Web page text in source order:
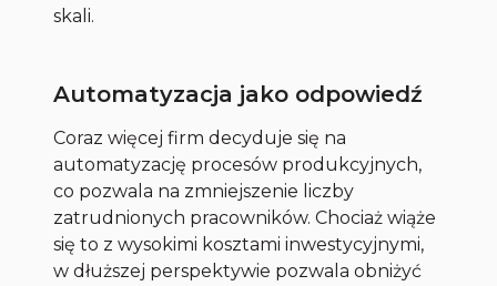
skali.
Automatyzacja jako odpowiedź
Coraz więcej firm decyduje się na
automatyzację procesów produkcyjnych,
co pozwala na zmniejszenie liczby
zatrudnionych pracowników. Chociaż wiąże
się to z wysokimi kosztami inwestycyjnymi,
w dłuższej perspektywie pozwala obniżyć